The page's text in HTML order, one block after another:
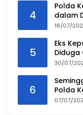
4
Polda
dalam
Ribuan
16/07/
5
Eks
Diduga
30/07/
6
Polda
07/07/